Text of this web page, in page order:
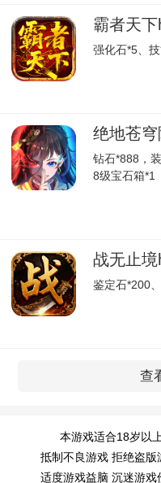
霸者天
强化石*5、
绝地苍
钻石*888，
8级宝石箱*1
战无止
鉴定石*200
查
本游戏适合18岁以
抵制不良游戏 拒绝盗版
适度游戏益脑 沉迷游